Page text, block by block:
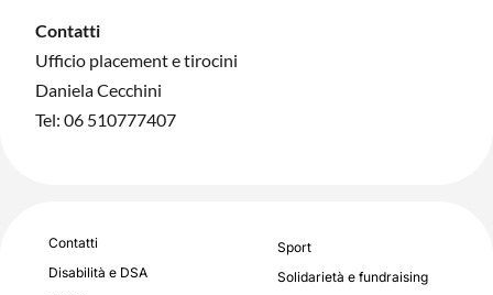
Contatti
Ufficio placement e tirocini
Daniela Cecchini
Tel: 06 510777407
Contatti
Disabilità e DSA
Sport
Solidarietà e fundraising